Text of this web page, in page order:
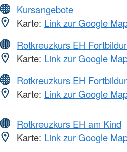
Kursangebote
Karte: Link zur Google
Rotkreuzkurs EH
Karte: Link zur Google
Rotkreuzkurs EH
Karte: Link zur Google
Rotkreuzkurs EH am Kind
Karte: Link zur Google